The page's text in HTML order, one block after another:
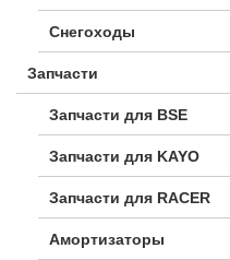
Снегоходы
Запчасти
Запчасти для BSE
Запчасти для KAYO
Запчасти для RACER
Амортизаторы